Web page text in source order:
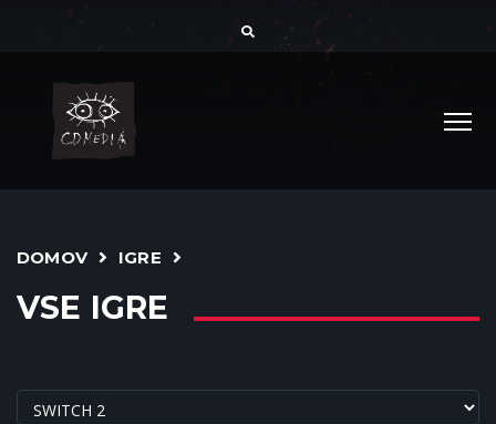
DOMOV IGRE
VSE IGRE